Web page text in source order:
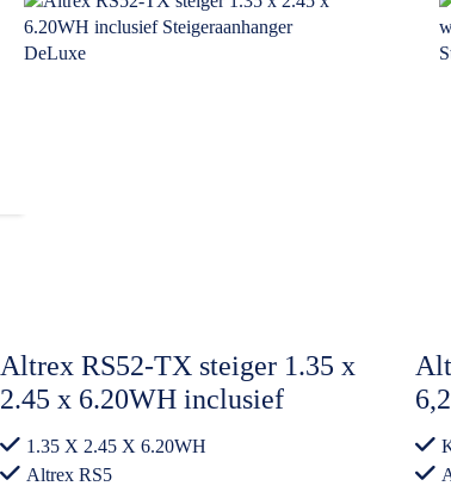
Altrex RS52-TX steiger 1.35 x
2.45 x 6.20WH inclusief
Steigeraanhanger DeLuxe
1.35 X 2.45 X 6.20WH
Altrex RS5